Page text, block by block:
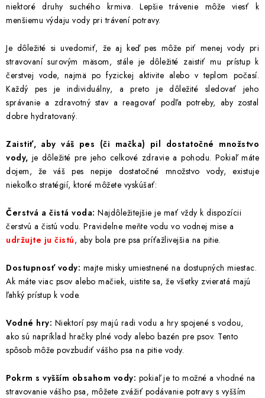
niektoré druhy suchého krmiva. Lepšie trávenie môže viesť k
menšiemu výdaju vody pri trávení potravy.
Je dôležité si uvedomiť, že aj keď pes môže piť menej vody pri
stravovaní surovým mäsom, stále je dôležité zaistiť mu prístup k
čerstvej vode, najmä po fyzickej aktivite alebo v teplom počasí.
Každý pes je individuálny, a preto je dôležité sledovať jeho
správanie a zdravotný stav a reagovať podľa potreby, aby zostal
dobre hydratovaný.
Zaistiť, aby váš pes (či mačka) pil dostatočné množstvo
vody, je dôležité pre jeho celkové zdravie a pohodu. Pokiaľ máte
dojem, že váš pes nepije dostatočné množstvo vody, existuje
niekoľko stratégií, ktoré môžete vyskúšať:
Čerstvá a čistá voda: Najdôležitejšie je mať vždy k dispozícii
čerstvú a čistú vodu. Pravidelne meňte vodu vo vodnej mise a
udržujte ju čistú, aby bola pre psa príťažlivejšia na pitie.
Dostupnosť vody: majte misky umiestnené na dostupných miestac.
Ak máte viac psov alebo mačiek, uistite sa, že všetky zvieratá majú
ľahký prístup k vode.
Vodné hry: Niektorí psy majú radi vodu a hry spojené s vodou,
ako sú napríklad hračky plné vody alebo bazén pre psov. Tento
spôsob môže povzbudiť vášho psa na pitie vody.
Pokrm s vyšším obsahom vody: pokiaľ je to možné a vhodné na
stravovanie vášho psa, môžete zvážiť podávanie potravy s vyšším